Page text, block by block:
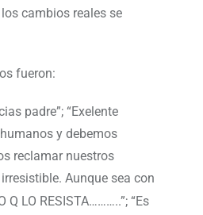
cambios reales se
fueron:
padre”; “Exelente
y debemos
reclamar nuestros
Aunque sea con
LO RESISTA………..”; “Es